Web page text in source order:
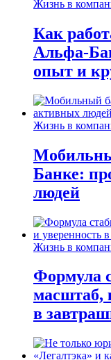
Жизнь в
Как
Альфа-
опыт и
Жизнь в
Банке:
людей
Жизнь в
Формула
масштаб,
в